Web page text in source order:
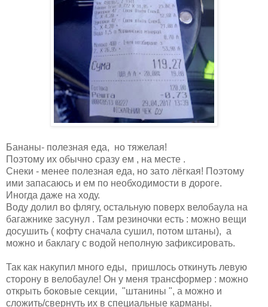
Бананы- полезная еда, но тяжелая!
Поэтому их обычно сразу ем , на месте .
Снеки - менее полезная еда, но зато лёгкая! Поэтому
ими запасаюсь и ем по необходимости в дороге.
Иногда даже на ходу.
Воду долил во флягу, остальную поверх велобаула на
багажнике засунул . Там резиночки есть : можно вещи
досушить ( кофту сначала сушил, потом штаны), а
можно и баклагу с водой неполную зафиксировать.
Так как накупил много еды, пришлось откинуть левую
сторону в велобауле! Он у меня трансформер : можно
открыть боковые секции, "штанины ", а можно и
сложить/свернуть их в специальные карманы.